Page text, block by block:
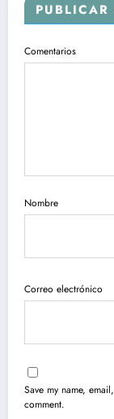
PUBLICAR
Comentarios
Nombre
Correo electrónico
Save my name,
comment.